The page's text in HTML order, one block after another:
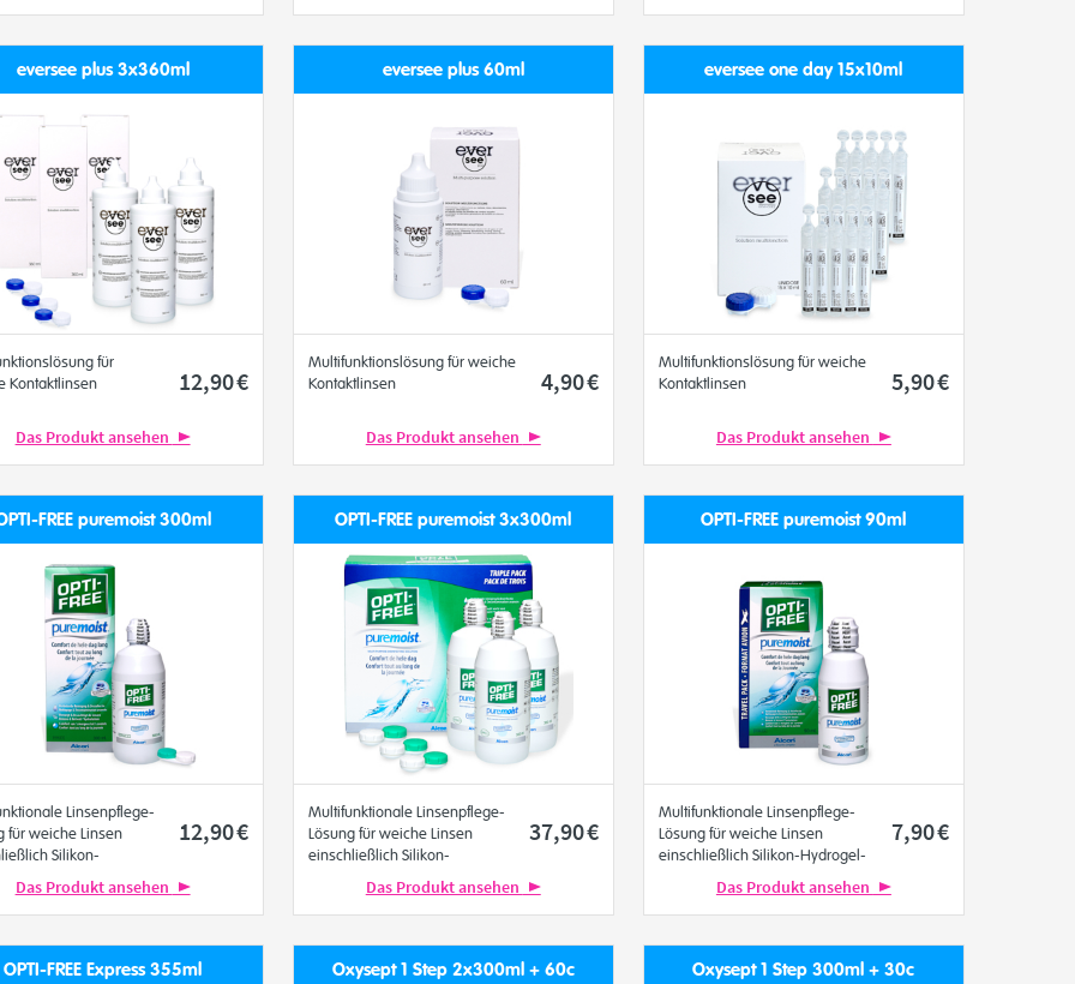
eversee plus 3x360ml
für
Kontaktlinsen
12,90€
Das Produkt ansehen
eversee plus 60ml
Multifunktionslösung für weiche
Kontaktlinsen
4,90€
Das Produkt ansehen
eversee one day 15x10ml
Multifunktionslösung für weiche
Kontaktlinsen
5,90€
Das Produkt ansehen
FREE puremoist 300ml
Linsenpflege-
für weiche Linsen
Silikon-
12,90€
Das Produkt ansehen
OPTI-FREE puremoist 3x300ml
Multifunktionale Linsenpflege-
Lösung für weiche Linsen
einschließlich Silikon-
37,90€
Das Produkt ansehen
OPTI-FREE puremoist 90ml
Multifunktionale Linsenpflege-
Lösung für weiche Linsen
einschließlich Silikon-Hydrogel-
7,90€
Das Produkt ansehen
OPTI-FREE Express 355ml Oxysept 1 Step 2x300ml + 60c Oxysept 1 Step 300ml + 30c